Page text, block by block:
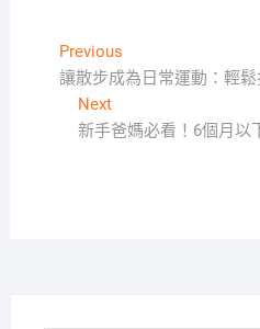
文
章
導
PreviousPrevious
post:
讓散步成為日常運動：輕
NextNext
post:
新手爸媽必看！6個月以